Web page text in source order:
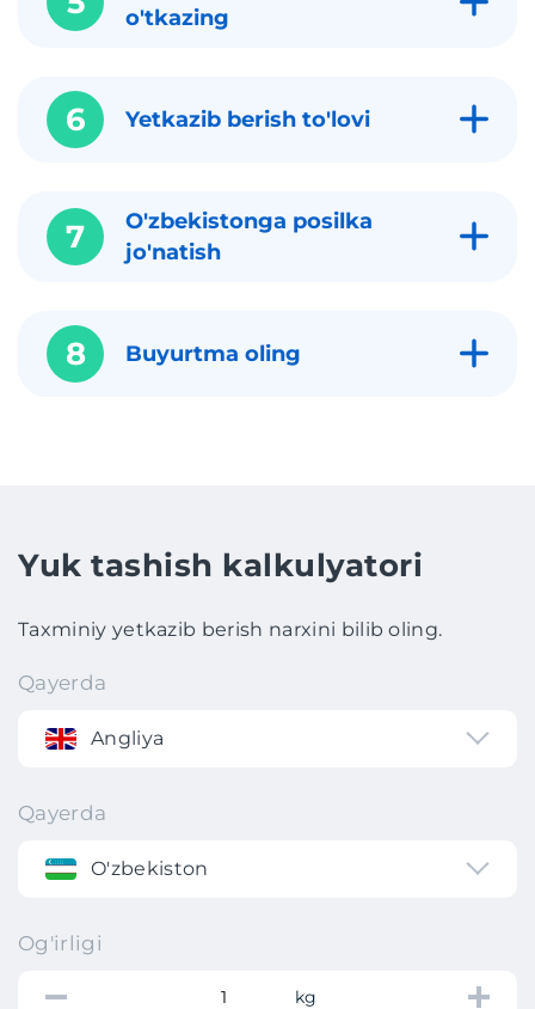
o'tkazing
6 Yetkazib berish to'lovi
7
O'zbekistonga posilka
jo'natish
8 Buyurtma oling
Yuk tashish kalkulyatori
Taxminiy yetkazib berish narxini bilib oling.
Qayerda
Angliya
Qayerda
O'zbekiston
Og'irligi
kg